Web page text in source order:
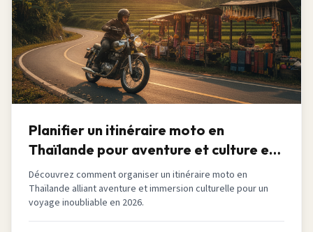
Planifier un itinéraire moto en
Thaïlande pour aventure et culture en
2026
Découvrez comment organiser un itinéraire moto en
Thaïlande alliant aventure et immersion culturelle pour un
voyage inoubliable en 2026.